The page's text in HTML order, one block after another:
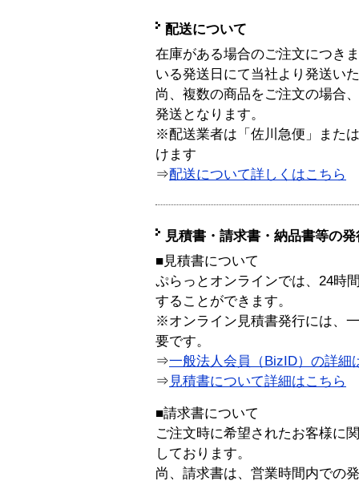
配送について
在庫がある場合のご注文につき
いる発送日にて当社より発送い
尚、複数の商品をご注文の場合
発送となります。
※配送業者は「佐川急便」また
けます
⇒配送について詳しくはこちら
見積書・請求書・納品書等の
■見積書について
ぷらっとオンラインでは、24時
することができます。
※オンライン見積書発行には、
要です。
⇒一般法人会員（BizID）の詳細
⇒ 見積書について詳細はこちら
■請求書について
ご注文時に希望されたお客様に
しております。
尚、請求書は、営業時間内での